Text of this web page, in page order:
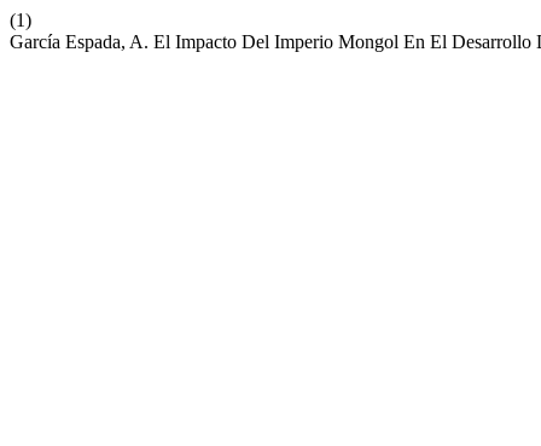
(1)
García Espada, A. El Impacto Del Imperio Mongol En El